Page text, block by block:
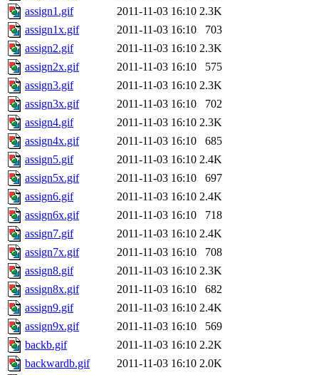
assign1.gif
2011-11-03 16:10 2.3K
assign1x.gif
2011-11-03 16:10
703
assign2.gif
2011-11-03 16:10 2.3K
assign2x.gif
2011-11-03 16:10
575
assign3.gif
2011-11-03 16:10 2.3K
assign3x.gif
2011-11-03 16:10
702
assign4.gif
2011-11-03 16:10 2.3K
assign4x.gif
2011-11-03 16:10
685
assign5.gif
2011-11-03 16:10 2.4K
assign5x.gif
2011-11-03 16:10
697
assign6.gif
2011-11-03 16:10 2.4K
assign6x.gif
2011-11-03 16:10
718
assign7.gif
2011-11-03 16:10 2.4K
assign7x.gif
2011-11-03 16:10
708
assign8.gif
2011-11-03 16:10 2.3K
assign8x.gif
2011-11-03 16:10
682
assign9.gif
2011-11-03 16:10 2.4K
assign9x.gif
2011-11-03 16:10
569
backb.gif
2011-11-03 16:10 2.2K
backwardb.gif
2011-11-03 16:10 2.0K